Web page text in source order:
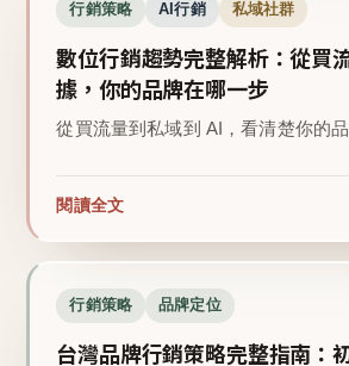
行銷策略 AI行銷 私域社群
數位行銷趨勢完整解析：從買
據，你的品牌在哪一步
從買流量到私域到 AI，看清楚你的品
閱讀全文
行銷策略 品牌定位
台灣品牌行銷策略完整指南：